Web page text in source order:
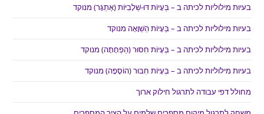
בעיות מילוליות לכיתה ב – בְּעָיוֹת דּוּ-שְׁלָבִיּוֹת (אֶתְגָּר) מנוקד
בעיות מילוליות לכיתה ב – בְּעָיוֹת הַשְׁוָאָה מנוקד
בעיות מילוליות לכיתה ב – בְּעָיוֹת חִסּוּר (הַפְחָתָה) מנוקד
בעיות מילוליות לכיתה ב – בְּעָיוֹת חִבּוּר (הוֹסָפָה) מנוקד
מחולל דפי עבודה לתרגול חילוק ארוך